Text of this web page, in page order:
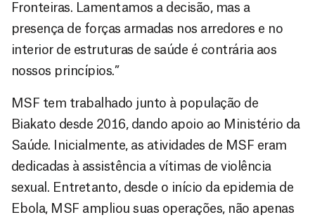
Fronteiras. Lamentamos a decisão, mas a
presença de forças armadas nos arredores e no
interior de estruturas de saúde é contrária aos
nossos princípios.”
MSF tem trabalhado junto à população de
Biakato desde 2016, dando apoio ao Ministério da
Saúde. Inicialmente, as atividades de MSF eram
dedicadas à assistência a vítimas de violência
sexual. Entretanto, desde o início da epidemia de
Ebola, MSF ampliou suas operações, não apenas